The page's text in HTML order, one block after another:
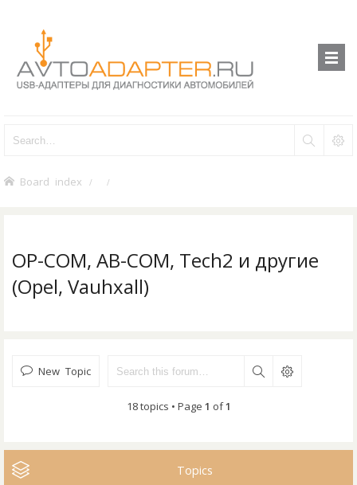
Board index
OP-COM, AB-COM, Tech2 и другие
(Opel, Vauhxall)
New Topic
18 topics • Page 1 of1
Topics